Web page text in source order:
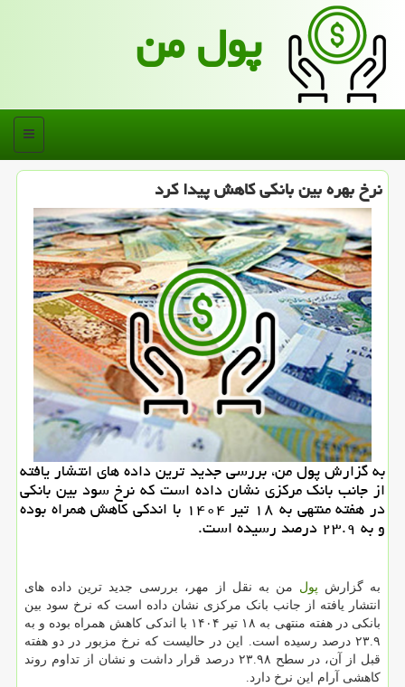
پول من
منو
نرخ بهره بین بانکی کاهش پیدا کرد
به گزارش پول من، بررسی جدید ترین داده های انتشار یافته
از جانب بانک مرکزی نشان داده است که نرخ سود بین بانکی
در هفته منتهی به ۱۸ تیر ۱۴۰۴ با اندکی کاهش همراه بوده
و به ۲۳.۹ درصد رسیده است.
به گزارش پول من به نقل از مهر، بررسی جدید ترین داده های
انتشار یافته از جانب بانک مرکزی نشان داده است که نرخ سود بین
بانکی در هفته منتهی به ۱۸ تیر ۱۴۰۴ با اندکی کاهش همراه بوده و به
۲۳.۹ درصد رسیده است. این در حالیست که نرخ مزبور در دو هفته
قبل از آن، در سطح ۲۳.۹۸ درصد قرار داشت و نشان از تداوم روند
کاهشی آرام این نرخ دارد.